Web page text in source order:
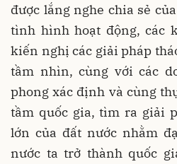
được lắng nghe chia sẻ
tình hình hoạt động, các
kiến nghị các giải pháp
tầm nhìn, cùng với các
phong xác định và cùng
tầm quốc gia, tìm ra giải
lớn của đất nước nhằm
nước ta trở thành quốc